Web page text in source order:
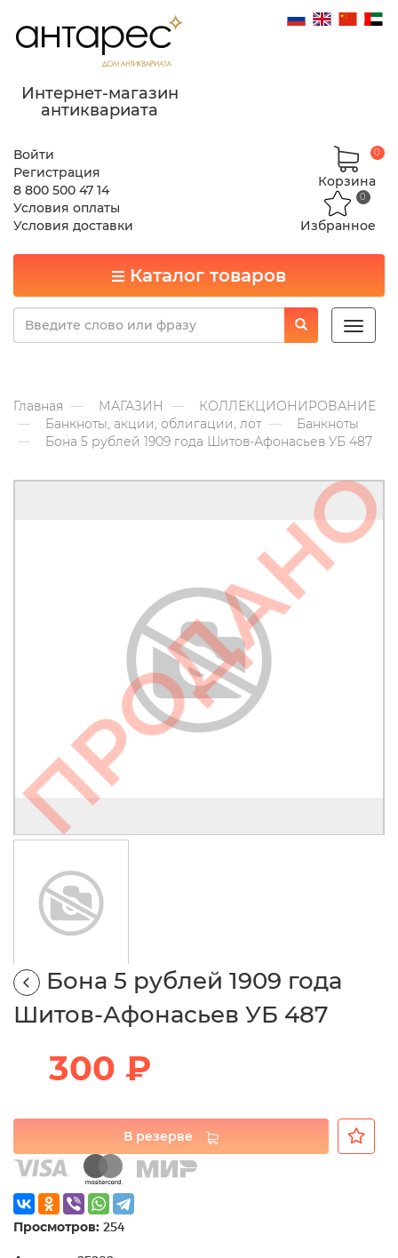
Интернет-магазин
антиквариата
Войти
Регистрация
8 800 500 47 14
Условия оплаты
Условия доставки
Корзина
0
Избранное
0
Каталог товаров
Toggle
Главная МАГАЗИН
КОЛЛЕКЦИОНИРОВАНИЕ
Банкноты, акции, облигации, лот
Банкноты
Бона 5 рублей 1909 года Шитов-Афонасьев УБ 487
Бона 5 рублей 1909 года
Шитов-Афонасьев УБ 487
300 ₽
В резерве
Просмотров: 254